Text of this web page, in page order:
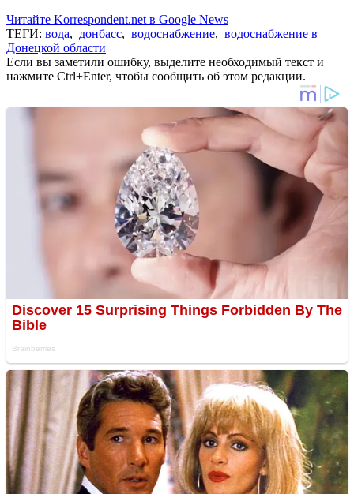
Читайте Korrespondent.net в Google News
ТЕГИ: вода, донбасс, водоснабжение, водоснабжение в
Донецкой области
Если вы заметили ошибку, выделите необходимый текст и
нажмите Ctrl+Enter, чтобы сообщить об этом редакции.